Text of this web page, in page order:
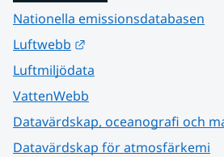
Nationella emissionsdatabasen
Luftwebb
Luftmiljödata
VattenWebb
Datavärdskap, oceanografi och
Datavärdskap för atmosfärkemi